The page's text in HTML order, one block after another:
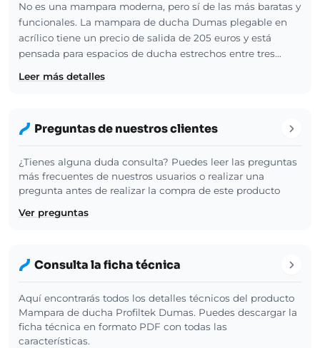
No es una mampara moderna, pero sí de las más baratas y
funcionales. La mampara de ducha Dumas plegable en
acrílico tiene un precio de salida de 205 euros y está
pensada para espacios de ducha estrechos entre tres…
Leer más detalles
Preguntas de nuestros clientes
¿Tienes alguna duda consulta? Puedes leer las preguntas
más frecuentes de nuestros usuarios o realizar una
pregunta antes de realizar la compra de este producto
Ver preguntas
Consulta la ficha técnica
Aquí encontrarás todos los detalles técnicos del producto
Mampara de ducha Profiltek Dumas. Puedes descargar la
ficha técnica en formato PDF con todas las
características.